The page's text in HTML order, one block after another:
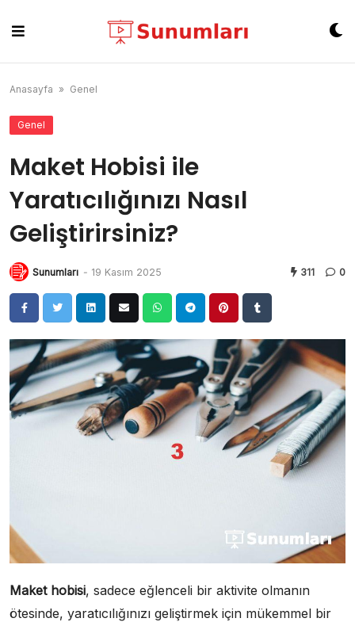
content
Anasayfa » Genel
Genel
Maket Hobisi ile
Yaratıcılığınızı Nasıl
Geliştirirsiniz?
Sunumları - 19 Kasım 2025 311 0
Maket hobisi, sadece eğlenceli bir aktivite olmanın
ötesinde, yaratıcılığınızı geliştirmek için mükemmel bir